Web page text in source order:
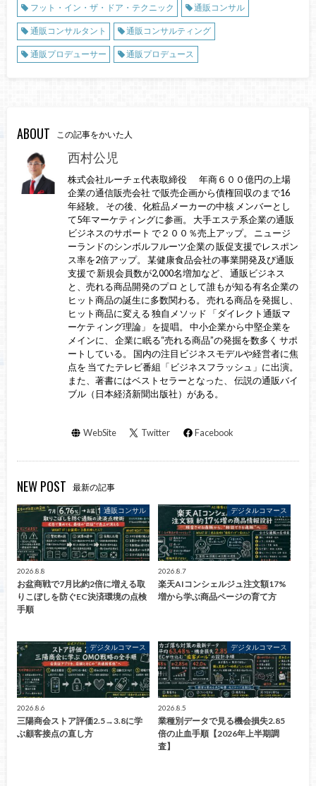
フット・イン・ザ・ドア・テクニック 通販コンサル
通販コンサルタント 通販コンサルティング
通販プロデューサー 通販プロデュース
ABOUT この記事をかいた人
西村公児
株式会社ルーチェ代表取締役 年商６００億円の上場
企業の通信販売会社 で販売企画から債権回収のまで16
年経験。 その後、化粧品メーカーの中核 メンバーとし
て5年マーケティングに参画。 大手エステ系企業の通販
ビジネスのサポート で２００％売上アップ。 ニュージ
ーランドのシンボルフルーツ企業の 販促支援でレスポン
ス率を2倍アップ。 某健康食品会社の事業開発及び通販
支援で 新規会員数が2,000名増加など、 通販ビジネス
と、売れる商品開発のプロ として誰もが知る有名企業の
ヒット商品の誕生に多数関わる。 売れる商品を発掘し、
ヒット商品に変える 独自メソッド 「ダイレクト通販マ
ーケティング理論」 を提唱。 中小企業から中堅企業を
メインに、 企業に眠る“売れる商品”の発掘を数多く サポ
ートしている。 国内の注目ビジネスモデルや経営者に焦
点を 当てたテレビ番組「ビジネスフラッシュ」に出演。
また、著書にはベストセラーとなった、 伝説の通販バイ
ブル（日本経済新聞出版社）がある。
WebSite Twitter Facebook
NEW POST 最新の記事
通販コンサル
2026.8.8
お盆商戦で7月比約2倍に増える取
りこぼしを防ぐEC決済環境の点検
手順
デジタルコマース
2026.8.7
楽天AIコンシェルジュ注文額17%
増から学ぶ商品ページの育て方
デジタルコマース
2026.8.6
三陽商会ストア評価2.5→3.8に学
ぶ顧客接点の直し方
デジタルコマース
2026.8.5
業種別データで見る機会損失2.85
倍の止血手順【2026年上半期調
査】